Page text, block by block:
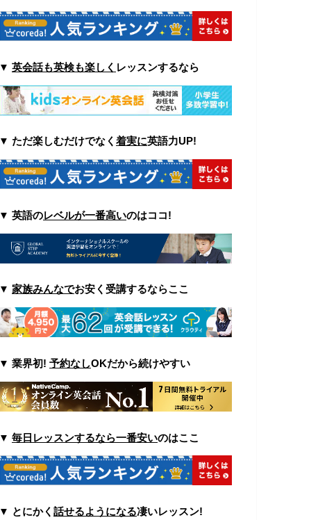
▼ 英会話も英検も楽しく レッスンするなら
▼ ただ楽しむだけでなく 着実に英語力UP!
▼ 英語のレベルが一番高いのはココ!
▼ 家族みんなでお安く受講するならここ
▼ 業界初! 予約なしOKだから続けやすい
▼ 毎日レッスンするなら一番安いのはここ
▼ とにかく 話せるようになる凄いレッスン!